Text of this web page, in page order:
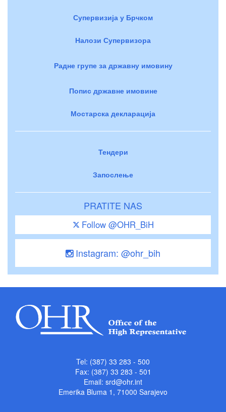
Супервизија у Брчком
Налози Супервизора
Радне групе за државну имовину
Попис државне имовине
Мостарска декларација
Тендери
Запослење
PRATITE NAS
Follow @OHR_BiH
Instagram: @ohr_bih
Tel: (387) 33 283 - 500
Fax: (387) 33 283 - 501
Email: srd@ohr.int
Emerika Bluma 1, 71000 Sarajevo